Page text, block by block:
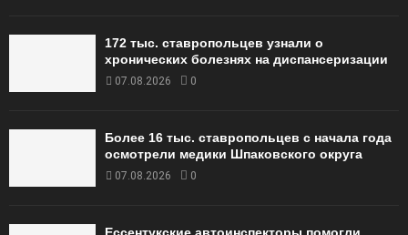
172 тыс. ставропольцев узнали о
хронических болезнях на диспансеризации
07.08.2026 0
Более 16 тыс. ставропольцев с начала года
осмотрели медики Шпаковского округа
07.08.2026 0